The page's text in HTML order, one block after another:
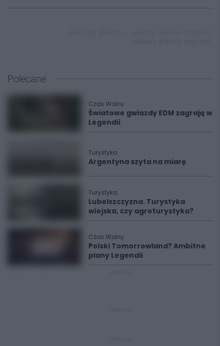
Polecane
Czas Wolny
Światowe gwiazdy EDM zagrają w
Legendii
Turystyka
Argentyna szyta na miarę
Turystyka
Lubelszczyzna. Turystyka
wiejska, czy agroturystyka?
Czas Wolny
Polski Tomorrowland? Ambitne
plany Legendii